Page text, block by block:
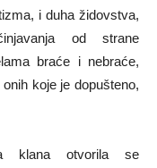
i duha židovstva,
od strane
braće i nebraće,
koje je dopušteno,
klana otvorila se